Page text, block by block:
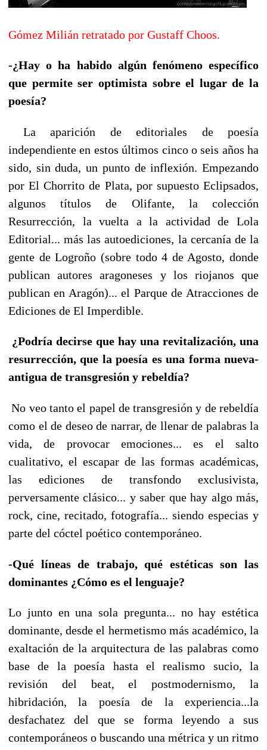
Gómez Milián retratado por Gustaff Choos.
-¿Hay o ha habido algún fenómeno específico
que permite ser optimista sobre el lugar de la
poesía?
La aparición de editoriales de poesía
independiente en estos últimos cinco o seis años ha
sido, sin duda, un punto de inflexión. Empezando
por El Chorrito de Plata, por supuesto Eclipsados,
algunos títulos de Olifante, la colección
Resurrección, la vuelta a la actividad de Lola
Editorial... más las autoediciones, la cercanía de la
gente de Logroño (sobre todo 4 de Agosto, donde
publican autores aragoneses y los riojanos que
publican en Aragón)... el Parque de Atracciones de
Ediciones de El Imperdible.
¿Podría decirse que hay una revitalización, una
resurrección, que la poesía es una forma nueva-
antigua de transgresión y rebeldía?
No veo tanto el papel de transgresión y de rebeldía
como el de deseo de narrar, de llenar de palabras la
vida, de provocar emociones... es el salto
cualitativo, el escapar de las formas académicas,
las ediciones de transfondo exclusivista,
perversamente clásico... y saber que hay algo más,
rock, cine, recitado, fotografía... siendo especias y
parte del cóctel poético contemporáneo.
-Qué líneas de trabajo, qué estéticas son las
dominantes ¿Cómo es el lenguaje?
Lo junto en una sola pregunta... no hay estética
dominante, desde el hermetismo más académico, la
exaltación de la arquitectura de las palabras como
base de la poesía hasta el realismo sucio, la
revisión del beat, el postmodernismo, la
hibridación, la poesía de la experiencia...la
desfachatez del que se forma leyendo a sus
contemporáneos o buscando una métrica y un ritmo